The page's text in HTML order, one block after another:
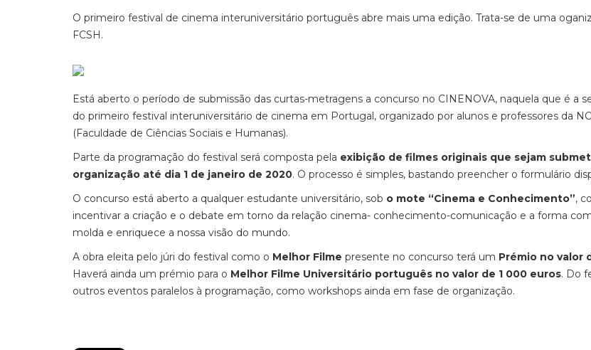
O primeiro festival de cinema interuniversitário português abre mais uma edição. Trata-se de uma
FCSH.
Está aberto o período de submissão das curtas-metragens a concurso no CINENOVA, naquela que é a
do primeiro festival interuniversitário de cinema em Portugal, organizado por alunos e professores da
(Faculdade de Ciências Sociais e Humanas).
Parte da programação do festival será composta pela exibição de filmes originais que sejam
organização até dia 1 de janeiro de 2020. O processo é simples, bastando preencher o formulário
O concurso está aberto a qualquer estudante universitário, sob o mote “Cinema e Conhecimento”,
incentivar a criação e o debate em torno da relação cinema- conhecimento-comunicação e a forma
molda e enriquece a nossa visão do mundo.
A obra eleita pelo júri do festival como o Melhor Filme presente no concurso terá um Prémio no valor
Haverá ainda um prémio para o Melhor Filme Universitário português no valor de 1 000 euros. Do
outros eventos paralelos à programação, como workshops ainda em fase de organização.